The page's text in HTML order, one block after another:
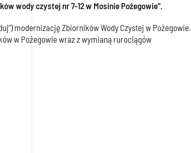
wody czystej nr 7-12 w Mosinie Pożegowie”.
modernizację Zbiorników Wody Czystej w Pożegowie.
w Pożegowie wraz z wymianą rurociągów